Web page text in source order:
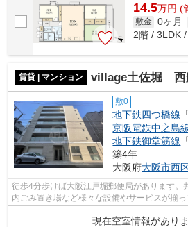
14.5万円 (
敷金 0ヶ月
2階 / 3LDK
賃貸 | マンション village土佐堀 西
敷0
地下鉄四つ橋線 「
京阪電鉄中之島
地下鉄御堂筋線
築4年
大阪府大阪市西
徒歩4分歩けば大阪江戸堀郵便局があります。
内ごみ置き場など様々な設備やサービスが揃っ
だ新しい築浅物件はこちらです。教育環...
現在空室情報がありま